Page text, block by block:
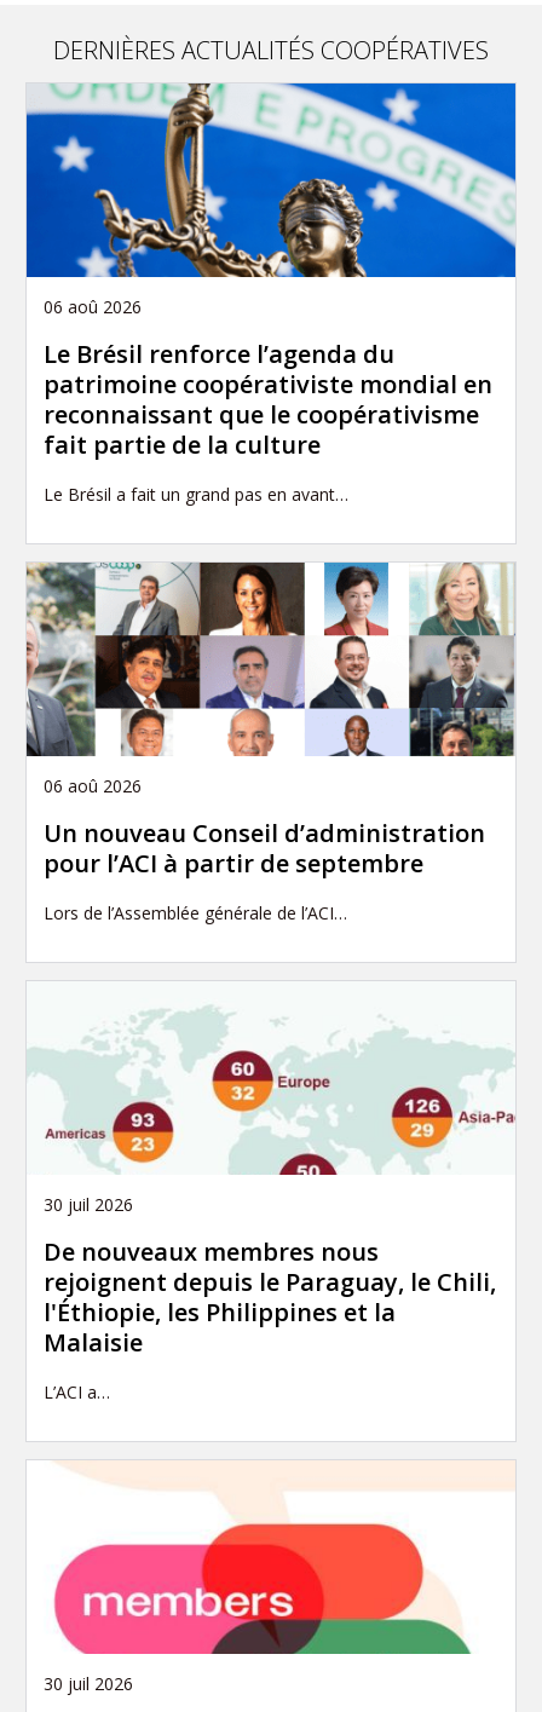
DERNIÈRES ACTUALITÉS COOPÉRATIVES
06 aoû 2026
Le Brésil renforce l’agenda du
patrimoine coopérativiste mondial en
reconnaissant que le coopérativisme
fait partie de la culture
Le Brésil a fait un grand pas en avant…
06 aoû 2026
Un nouveau Conseil d’administration
pour l’ACI à partir de septembre
Lors de l’Assemblée générale de l’ACI…
30 juil 2026
De nouveaux membres nous
rejoignent depuis le Paraguay, le Chili,
l'Éthiopie, les Philippines et la
Malaisie
L’ACI a…
30 juil 2026